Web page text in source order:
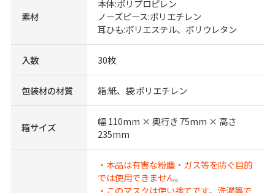
素材
本体:ポリプロピレン
ノーズピース:ポリエチレン
耳ひも:ポリエステル、ポリウレタン
入数 30枚
包装材の材質 箱:紙、袋:ポリエチレン
箱サイズ
幅 110mm × 奥行き 75mm × 高さ
235mm
・本品は有害な粉塵・ガス等を防ぐ目的
では使用できません。
・このマスクは使い捨てです。洗濯等で